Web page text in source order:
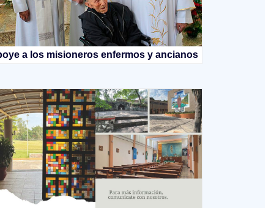
a los misioneros enfermos y ancianos